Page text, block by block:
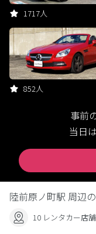
1717人
852人
事前
当日
陸前原ノ町駅 周辺
10 レンタカー店舗